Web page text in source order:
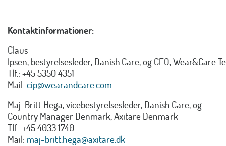
Kontaktinformationer:
Claus
Ipsen, bestyrelsesleder, Danish.Care, og CEO, Wear&Care
Tlf.: +45 5350 4351
Mail: cip@wearandcare.com
Maj-Britt Hega, vicebestyrelsesleder, Danish.Care, og
Country Manager Denmark, Axitare Denmark
Tlf.: +45 4033 1740
Mail: maj-britt.hega@axitare.dk